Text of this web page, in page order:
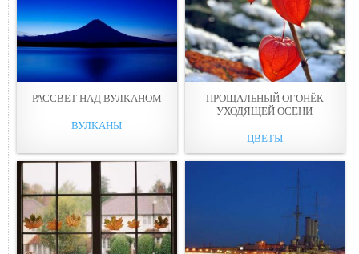
РАССВЕТ НАД ВУЛКАНОМ
ВУЛКАНЫ
ПРОЩАЛЬНЫЙ ОГОНЁК
УХОДЯЩЕЙ ОСЕНИ
ЦВЕТЫ